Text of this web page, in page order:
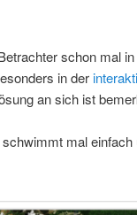
schon mal
in der
an sich ist
mal einfach